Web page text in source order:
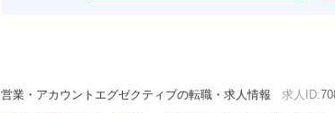
営業・アカウントエグゼクティブの転職・求人情報 求人ID: